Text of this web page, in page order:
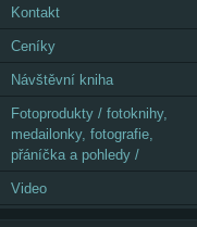
Kontakt
Ceníky
Návštěvní kniha
Fotoprodukty / fotoknihy,
medailonky, fotografie,
přáníčka a pohledy /
Video